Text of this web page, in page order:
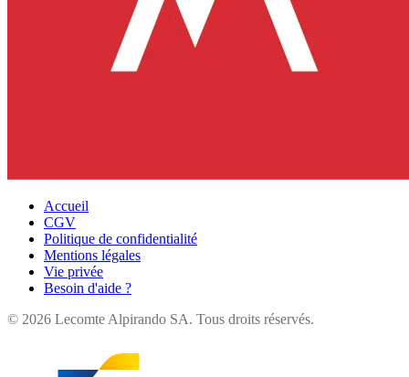
Accueil
CGV
Politique de confidentialité
Mentions légales
Vie privée
Besoin d'aide ?
© 2026 Lecomte Alpirando SA. Tous droits réservés.